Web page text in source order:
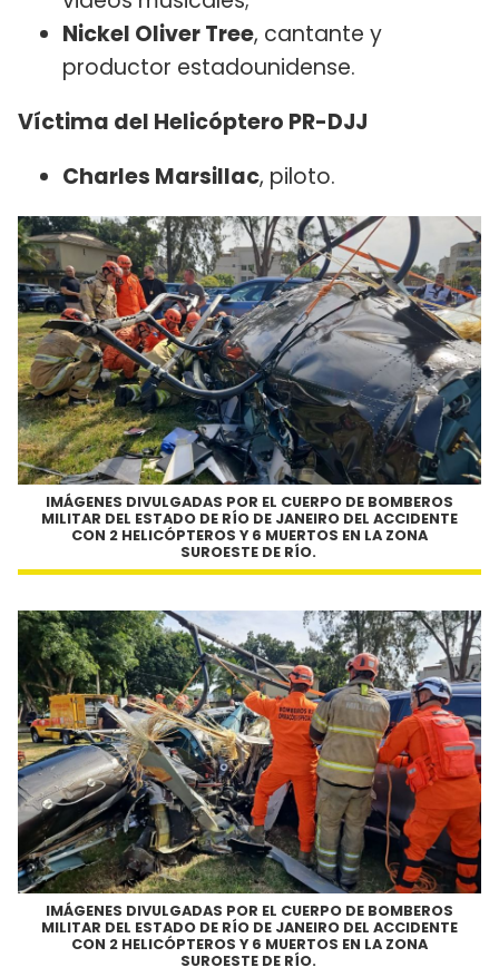
Nickel Oliver Tree, cantante y
productor estadounidense.
Víctima del Helicóptero PR-DJJ
Charles Marsillac, piloto.
IMÁGENES DIVULGADAS POR EL CUERPO DE BOMBEROS
MILITAR DEL ESTADO DE RÍO DE JANEIRO DEL ACCIDENTE
CON 2 HELICÓPTEROS Y 6 MUERTOS EN LA ZONA
SUROESTE DE RÍO.
IMÁGENES DIVULGADAS POR EL CUERPO DE BOMBEROS
MILITAR DEL ESTADO DE RÍO DE JANEIRO DEL ACCIDENTE
CON 2 HELICÓPTEROS Y 6 MUERTOS EN LA ZONA
SUROESTE DE RÍO.